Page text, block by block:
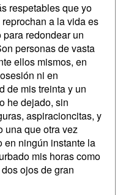
respetables que yo
a la vida es
redondear un
personas de vasta
ellos mismos, en
ni en
de mis treinta y un
he dejado, sin
aspiracioncitas, y
una que otra vez
en ningún instante la
mis horas como
ojos de gran